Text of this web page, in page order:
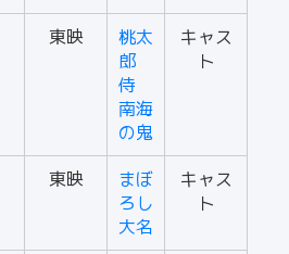
東映
桃太
郎
侍
南海
の鬼
キャス
ト
東映
まぼ
ろし
大名
キャス
ト